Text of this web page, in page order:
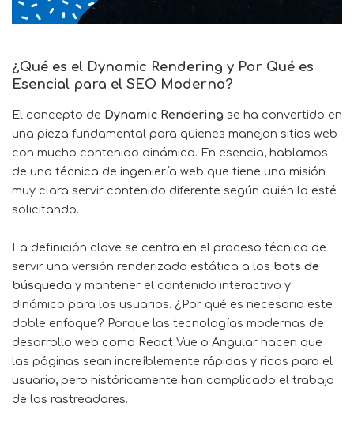
¿Qué es el Dynamic Rendering y Por Qué es
Esencial para el SEO Moderno?
El concepto de Dynamic Rendering se ha convertido en
una pieza fundamental para quienes manejan sitios web
con mucho contenido dinámico. En esencia, hablamos
de una técnica de ingeniería web que tiene una misión
muy clara servir contenido diferente según quién lo esté
solicitando.
La definición clave se centra en el proceso técnico de
servir una versión renderizada estática a los bots de
búsqueda y mantener el contenido interactivo y
dinámico para los usuarios. ¿Por qué es necesario este
doble enfoque? Porque las tecnologías modernas de
desarrollo web como React Vue o Angular hacen que
las páginas sean increíblemente rápidas y ricas para el
usuario, pero históricamente han complicado el trabajo
de los rastreadores.